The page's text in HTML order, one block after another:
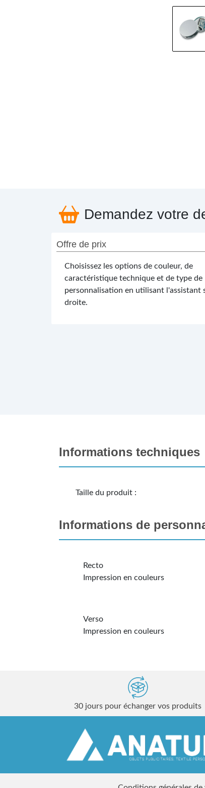
Demandez votre
Offre de prix
Choisissez les options de couleur, de
caractéristique technique et de type de
personnalisation en utilisant l'assistant
droite.
Informations techniques
Taille du produit :
Informations de
Recto
Impression en couleurs
Verso
Impression en couleurs
30 jours pour échanger vos produits